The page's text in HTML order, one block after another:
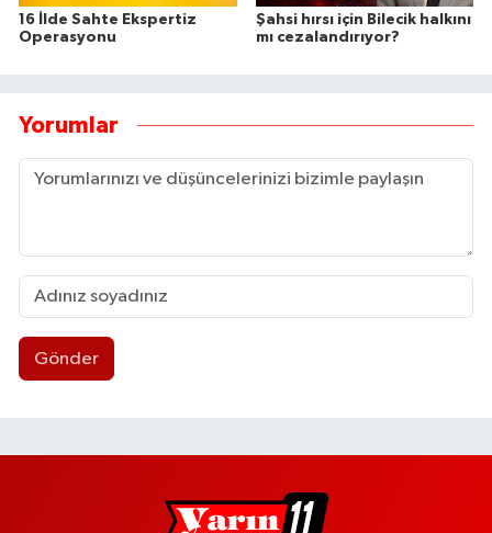
16 İlde Sahte Ekspertiz
Operasyonu
Şahsi hırsı için Bilecik halkını
mı cezalandırıyor?
Yorumlar
Gönder